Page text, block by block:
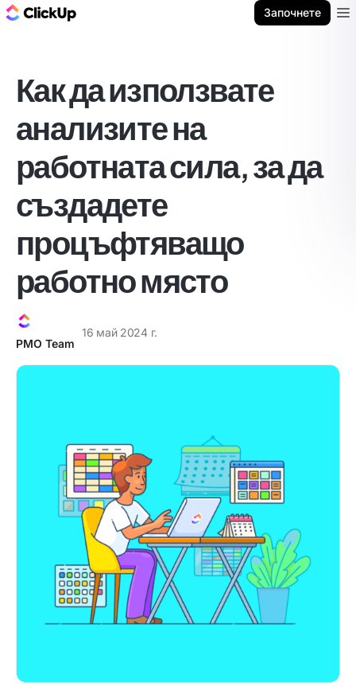
Започнете
Как да използвате
анализите на
работната сила, за да
създадете
процъфтяващо
работно място
PMO Team
16 май 2024 г.